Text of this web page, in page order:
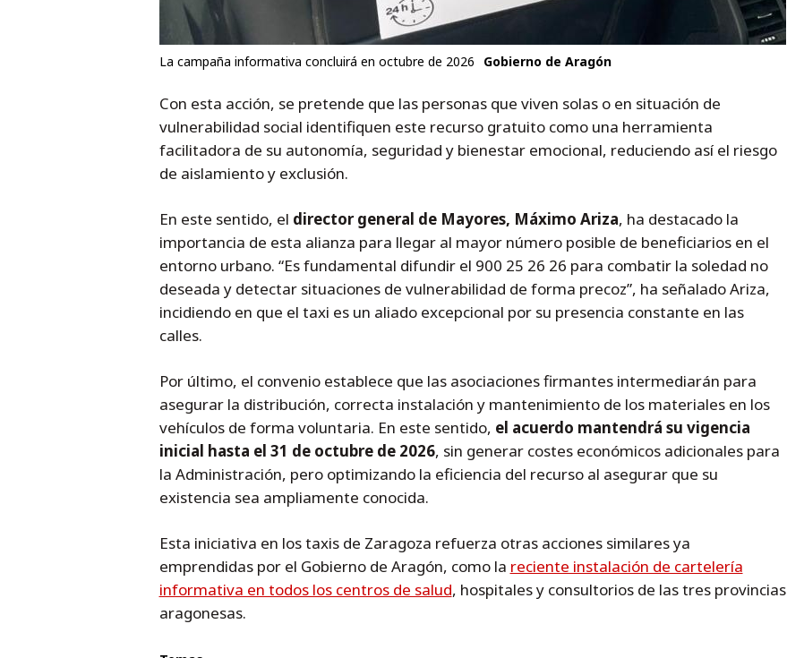
La campaña informativa concluirá en octubre de 2026 Gobierno de Aragón
Con esta acción, se pretende que las personas que viven solas o en situación de
vulnerabilidad social identifiquen este recurso gratuito como una herramienta
facilitadora de su autonomía, seguridad y bienestar emocional, reduciendo así el riesgo
de aislamiento y exclusión.
En este sentido, el director general de Mayores, Máximo Ariza, ha destacado la
importancia de esta alianza para llegar al mayor número posible de beneficiarios en el
entorno urbano. “Es fundamental difundir el 900 25 26 26 para combatir la soledad no
deseada y detectar situaciones de vulnerabilidad de forma precoz”, ha señalado Ariza,
incidiendo en que el taxi es un aliado excepcional por su presencia constante en las
calles.
Por último, el convenio establece que las asociaciones firmantes intermediarán para
asegurar la distribución, correcta instalación y mantenimiento de los materiales en los
vehículos de forma voluntaria. En este sentido, el acuerdo mantendrá su vigencia
inicial hasta el 31 de octubre de 2026, sin generar costes económicos adicionales para
la Administración, pero optimizando la eficiencia del recurso al asegurar que su
existencia sea ampliamente conocida.
Esta iniciativa en los taxis de Zaragoza refuerza otras acciones similares ya
emprendidas por el Gobierno de Aragón, como la reciente instalación de cartelería
informativa en todos los centros de salud, hospitales y consultorios de las tres provincias
aragonesas.